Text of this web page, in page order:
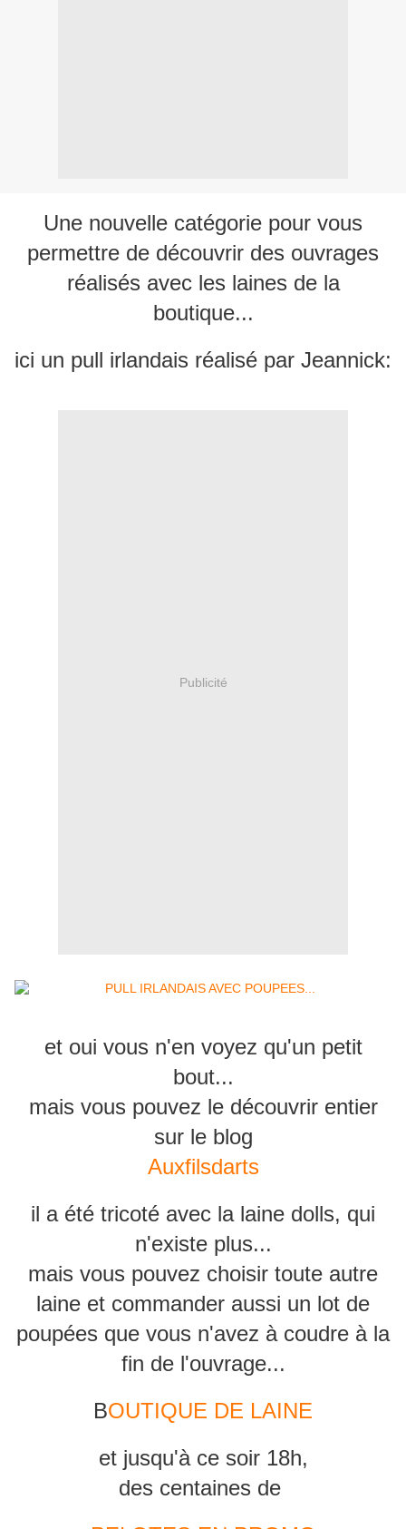
Une nouvelle catégorie pour vous
permettre de découvrir des ouvrages
réalisés avec les laines de la
boutique...
ici un pull irlandais réalisé par Jeannick:
Publicité
et oui vous n'en voyez qu'un petit
bout...
mais vous pouvez le découvrir entier
sur le blog
Auxfilsdarts
il a été tricoté avec la laine dolls, qui
n'existe plus...
mais vous pouvez choisir toute autre
laine et commander aussi un lot de
poupées que vous n'avez à coudre à la
fin de l'ouvrage...
BOUTIQUE DE LAINE
et jusqu'à ce soir 18h,
des centaines de